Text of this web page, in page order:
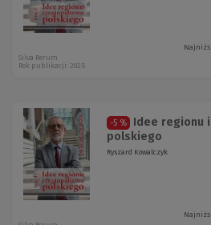
Silva Rerum
Rok publikacji: 2025
-5 %
Idee regionu
polskiego
Ryszard Kowalczyk